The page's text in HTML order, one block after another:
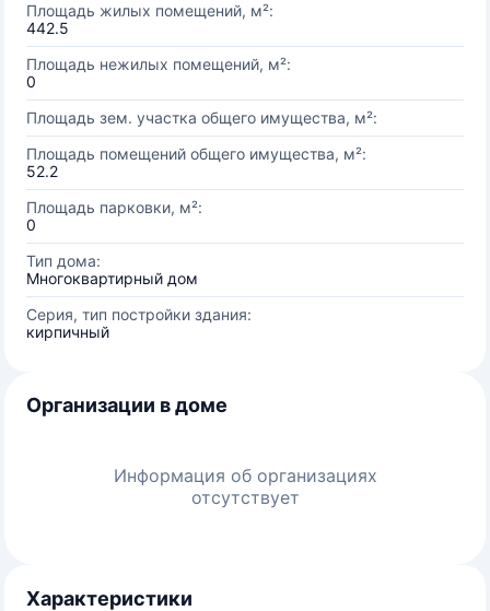
Площадь жилых помещений, м²:
442.5
Площадь нежилых помещений, м²:
0
Площадь зем. участка общего имущества, м²:
Площадь помещений общего имущества, м²:
52.2
Площадь парковки, м²:
0
Тип дома:
Многоквартирный дом
Серия, тип постройки здания:
кирпичный
Организации в доме
Информация об организациях
отсутствует
Характеристики